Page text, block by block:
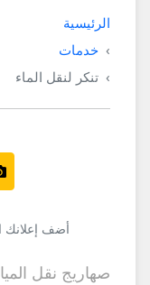
الرئيسية
خدمات
تنكر لنقل الماء
أضف إعلانك